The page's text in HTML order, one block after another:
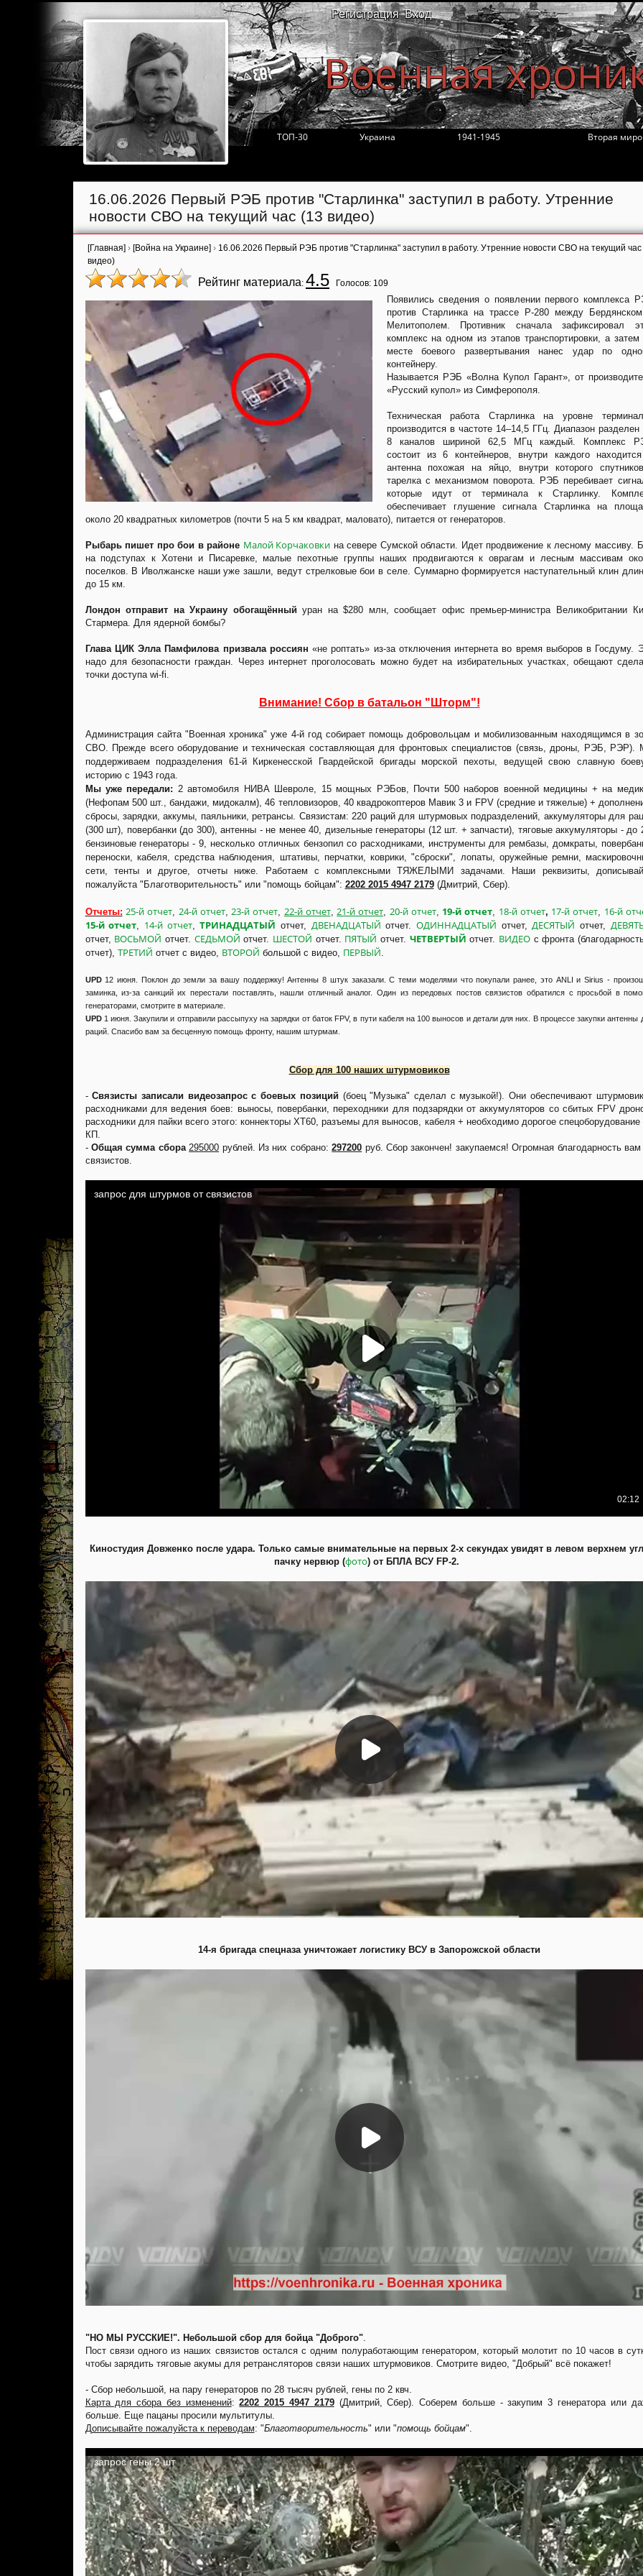
Регистрация Вход
Военная
ТОП-30 Украина 1941-1945 Вторая
16.06.2026 Первый РЭБ против "Старлинка" заступил в работу. Утренние
новости СВО на текущий час (13 видео)
[Главная] › [Война на Украине] › 16.06.2026 Первый РЭБ против "Старлинка" заступил в работу. Утренние новости СВО на текущий
видео)
Рейтинг материала: 4.5 Голосов: 109
Появились сведения о появлении первого комплекса
против Старлинка на трассе Р-280 между
Мелитополем. Противник сначала зафиксировал
комплекс на одном из этапов транспортировки, а затем
месте боевого развертывания нанес удар по
контейнеру.
Называется РЭБ «Волна Купол Гарант», от
«Русский купол» из Симферополя.
Техническая работа Старлинка на уровне
производится в частоте 14–14,5 ГГц. Диапазон разделен
8 каналов шириной 62,5 МГц каждый. Комплекс
состоит из 6 контейнеров, внутри каждого
антенна похожая на яйцо, внутри которого
тарелка с механизмом поворота. РЭБ перебивает
которые идут от терминала к Старлинку.
обеспечивает глушение сигнала Старлинка на
около 20 квадратных километров (почти 5 на 5 км квадрат, маловато), питается от генераторов.
Рыбарь пишет про бои в районе Малой Корчаковки на севере Сумской области. Идет продвижение к лесному массиву.
на подступах к Хотени и Писаревке, малые пехотные группы наших продвигаются к оврагам и лесным массивам
поселков. В Иволжанске наши уже зашли, ведут стрелковые бои в селе. Суммарно формируется наступательный клин
до 15 км.
Лондон отправит на Украину обогащённыйуран на $280 млн, сообщает офис премьер-министра Великобритании
Стармера. Для ядерной бомбы?
Глава ЦИК Элла Памфилова призвала россиян «не роптать» из-за отключения интернета во время выборов в Госдуму.
надо для безопасности граждан. Через интернет проголосовать можно будет на избирательных участках, обещают
точки доступа wi-fi.
Внимание! Сбор в батальон "Шторм"!
Администрация сайта "Военная хроника" уже 4-й год собирает помощь добровольцам и мобилизованным находящимся в
СВО. Прежде всего оборудование и техническая составляющая для фронтовых специалистов (связь, дроны, РЭБ, РЭР).
поддерживаем подразделения 61-й Киркенесской Гвардейской бригады морской пехоты, ведущей свою славную
историю с 1943 года.
Мы уже передали: 2 автомобиля НИВА Шевроле, 15 мощных РЭБов, Почти 500 наборов военной медицины + на
(Нефопам 500 шт., бандажи, мидокалм), 46 тепловизоров, 40 квадрокоптеров Мавик 3 и FPV (средние и тяжелые) +
сбросы, зарядки, аккумы, паяльники, ретрансы. Связистам: 220 раций для штурмовых подразделений, аккумуляторы для
(300 шт), повербанки (до 300), антенны - не менее 40, дизельные генераторы (12 шт. + запчасти), тяговые аккумуляторы - до
бензиновые генераторы - 9, несколько отличных бензопил со расходниками, инструменты для рембазы, домкраты,
переноски, кабеля, средства наблюдения, штативы, перчатки, коврики, "сброски", лопаты, оружейные ремни,
сети, тенты и другое, отчеты ниже. Работаем с комплексными ТЯЖЕЛЫМИ задачами. Наши реквизиты,
пожалуйста "Благотворительность" или "помощь бойцам": 2202 2015 4947 2179(Дмитрий, Сбер).
Отчеты: 25-й отчет, 24-й отчет,23-й отчет, 22-й отчет,21-й отчет, 20-й отчет, 19-й отчет, 18-й отчет, 17-й отчет, 16-й
15-й отчет, 14-й отчет,ТРИНАДЦАТЫЙ отчет, ДВЕНАДЦАТЫЙ отчет. ОДИННАДЦАТЫЙ отчет,ДЕСЯТЫЙ отчет,
отчет, ВОСЬМОЙ отчет. СЕДЬМОЙ отчет. ШЕСТОЙ отчет. ПЯТЫЙ отчет. ЧЕТВЕРТЫЙ отчет. ВИДЕОс фронта
отчет), ТРЕТИЙ отчет с видео, ВТОРОЙ большой с видео, ПЕРВЫЙ.
UPD 12 июня. Поклон до земли за вашу поддержку! Антенны 8 штук заказали. С теми моделями что покупали ранее, это ANLI и Sirius -
заминка, из-за санкций их перестали поставлять, нашли отличный аналог. Один из передовых постов связистов обратился с просьбой в
генераторами, смотрите в материале.
UPD 1 июня. Закупили и отправили рассыпуху на зарядки от баток FPV, в пути кабеля на 100 выносов и детали для них. В процессе закупки антенны
раций. Спасибо вам за бесценную помощь фронту, нашим штурмам.
Сбор для 100 наших штурмовиков
-Связисты записали видеозапрос с боевых позиций (боец "Музыка" сделал с музыкой!). Они обеспечивают
расходниками для ведения боев: выносы, повербанки, переходники для подзарядки от аккумуляторов со сбитых FPV
расходники для пайки всего этого: коннекторы XT60, разъемы для выносов, кабеля + необходимо дорогое спецоборудование
КП.
- Общая сумма сбора 295000 рублей. Из них собрано:297200 руб. Сбор закончен! закупаемся! Огромная благодарность вам
связистов.
Киностудия Довженко после удара. Только самые внимательные на первых 2-х секундах увидят в левом верхнем
пачку нервюр (фото) от БПЛА ВСУ FP-2.
14-я бригада спецназа уничтожает логистику ВСУ в Запорожской области
"НО МЫ РУССКИЕ!". Небольшой сбор для бойца "Доброго".
Пост связи одного из наших связистов остался с одним полуработающим генератором, который молотит по 10 часов в
чтобы зарядить тяговые акумы для ретрансляторов связи наших штурмовиков. Смотрите видео, "Добрый" всё покажет!
- Сбор небольшой, на пару генераторов по 28 тысяч рублей, гены по 2 квч.
Карта для сбора без изменений:2202 2015 4947 2179(Дмитрий, Сбер). Соберем больше - закупим 3 генератора или
больше. Еще пацаны просили мультитулы.
Дописывайте пожалуйста к переводам: "Благотворительность" или "помощь бойцам".